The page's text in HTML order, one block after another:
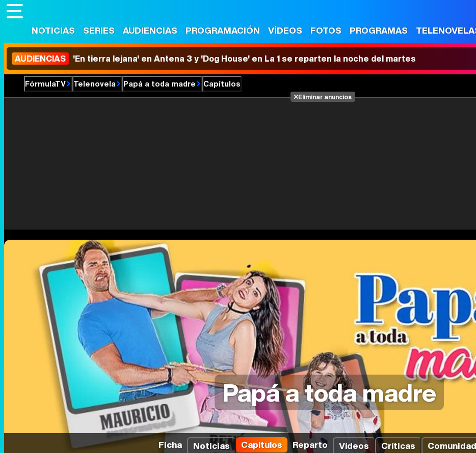
NOTICIAS SERIES AUDIENCIAS PROGRAMACIÓN VÍDEOS FOTOS PROGRAMAS
AUDIENCIAS 'En tierra lejana' en Antena 3 y 'Dog House' en La 1 se reparten la noche del martes
FórmulaTV Telenovela Papá a toda madre Capítulos
Eliminar anuncios
Papá a toda madre
Ficha Noticias Capítulos Reparto Vídeos Críticas Comunidad